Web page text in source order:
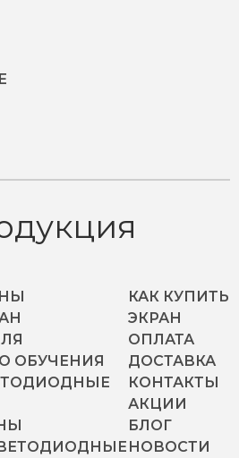
ОБУЧЕНИЯ
КАК КУПИТЬ
ЭКРАН
ОПЛАТА
ДОСТАВКА
КОНТАКТЫ
АКЦИИ
БЛОГ
НОВОСТИ